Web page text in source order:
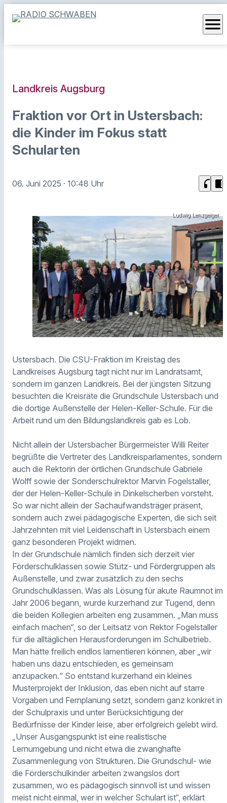
menu
Landkreis Augsburg
Fraktion vor Ort in Ustersbach:
die Kinder im Fokus statt
Schularten
06. Juni 2025 · 10:48 Uhr headphones chrome_reader_mode
Ludwig Lenzgeiger
Ustersbach. Die CSU-Fraktion im Kreistag des
Landkreises Augsburg tagt nicht nur im Landratsamt,
sondern im ganzen Landkreis. Bei der jüngsten Sitzung
besuchten die Kreisräte die Grundschule Ustersbach und
die dortige Außenstelle der Helen-Keller-Schule. Für die
Arbeit rund um den Bildungslandkreis gab es Lob.
Nicht allein der Ustersbacher Bürgermeister Willi Reiter
begrüßte die Vertreter des Landkreisparlamentes, sondern
auch die Rektorin der örtlichen Grundschule Gabriele
Wolff sowie der Sonderschulrektor Marvin Fogelstaller,
der der Helen-Keller-Schule in Dinkelscherben vorsteht.
So war nicht allein der Sachaufwandsträger präsent,
sondern auch zwei pädagogische Experten, die sich seit
Jahrzehnten mit viel Leidenschaft in Ustersbach einem
ganz besonderen Projekt widmen.
In der Grundschule nämlich finden sich derzeit vier
Förderschulklassen sowie Stütz- und Fördergruppen als
Außenstelle, und zwar zusätzlich zu den sechs
Grundschulklassen. Was als Lösung für akute Raumnot im
Jahr 2006 begann, wurde kurzerhand zur Tugend, denn
die beiden Kollegien arbeiten eng zusammen. „Man muss
einfach machen“, so der Leitsatz von Rektor Fogelstaller
für die alltäglichen Herausforderungen im Schulbetrieb.
Man hätte freilich endlos lamentieren können, aber „wir
haben uns dazu entschieden, es gemeinsam
anzupacken.“ So entstand kurzerhand ein kleines
Musterprojekt der Inklusion, das eben nicht auf starre
Vorgaben und Fernplanung setzt, sondern ganz konkret in
der Schulpraxis und unter Berücksichtigung der
Bedürfnisse der Kinder leise, aber erfolgreich gelebt wird.
„Unser Ausgangspunkt ist eine realistische
Lernumgebung und nicht etwa die zwanghafte
Zusammenlegung von Strukturen. Die Grundschul- wie
die Förderschulkinder arbeiten zwangslos dort
zusammen, wo es pädagogisch sinnvoll ist und wissen
meist nicht einmal, wer in welcher Schulart ist“, erklärt